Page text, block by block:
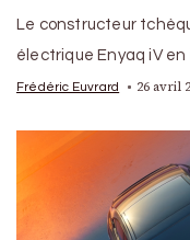
Le constructeur
électrique Enyaq iV
Frédéric Euvrard 26 avril